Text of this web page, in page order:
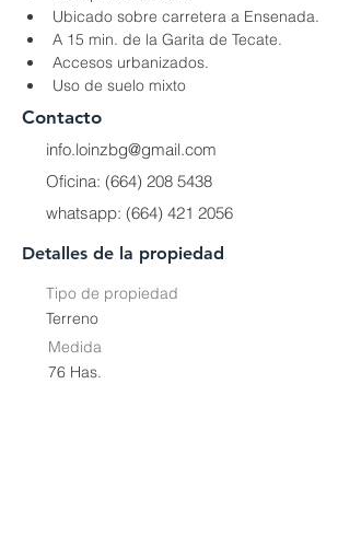
Ubicado sobre carretera a Ensenada.
A 15 min. de la Garita de Tecate.
Accesos urbanizados.
Uso de suelo mixto
Contacto
info.loinzbg@gmail.com
Oficina: (664) 208 5438
whatsapp: (664) 421 2056
Detalles de la propiedad
Tipo de propiedad
Terreno
Medida
76 Has.